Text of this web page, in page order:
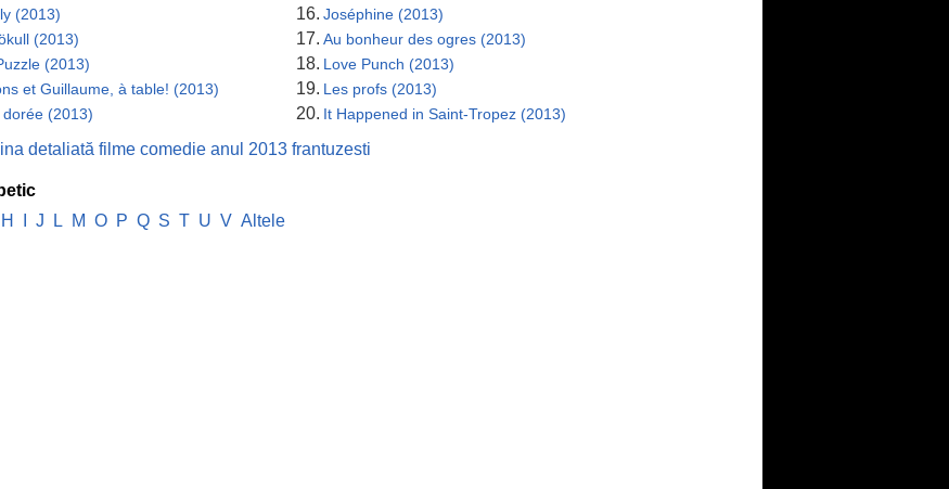
(2013)
(2013)
(2013)
et Guillaume, à table! (2013)
dorée (2013)
16. Joséphine (2013)
17. Au bonheur des ogres (2013)
18. Love Punch (2013)
19. Les profs (2013)
20. It Happened in Saint-Tropez (2013)
detaliată filme comedie anul 2013 frantuzesti
H J L M O P Q S T U V Altele